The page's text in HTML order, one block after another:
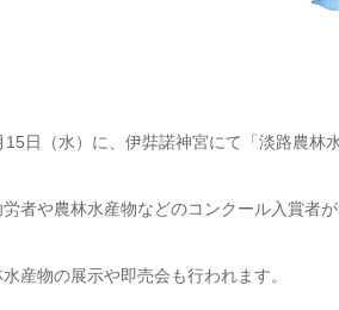
15日（水）に、伊弉諾神宮にて「淡路農林
者や農林水産物などのコンクール入賞者
産物の展示や即売会も行われます。